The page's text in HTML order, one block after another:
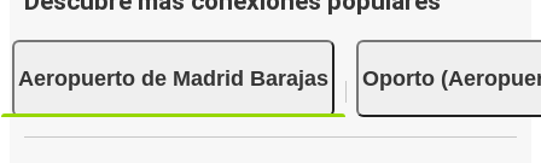
Aeropuerto de Madrid Barajas Oporto